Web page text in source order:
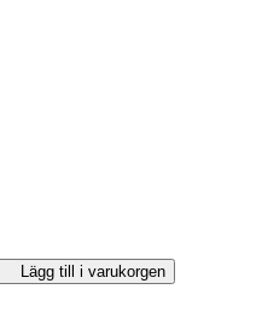
Lägg till i varukorgen